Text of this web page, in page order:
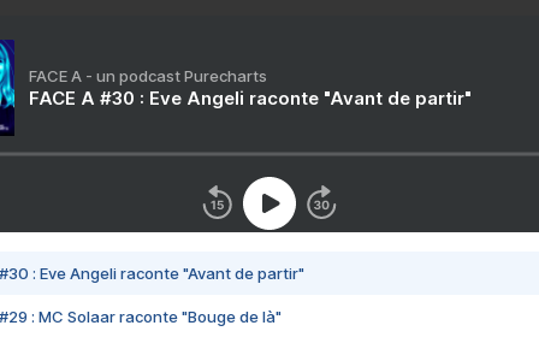
FACE A - un podcast Purecharts
FACE A #30 : Eve Angeli raconte "Avant de partir"
#30 : Eve Angeli raconte "Avant de partir"
#29 : MC Solaar raconte "Bouge de là"